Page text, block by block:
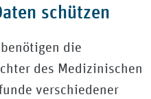
schützen
die
des Medizinischen
verschiedener